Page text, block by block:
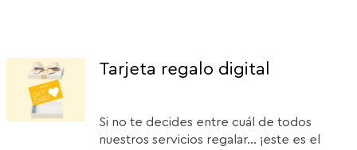
Tarjeta regalo digital
Si no te decides entre cuál de todos
nuestros servicios regalar... ¡este es el